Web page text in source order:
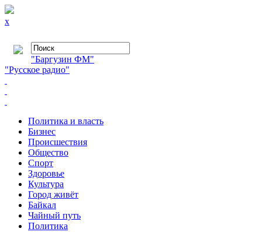
x
"Баргузин ФМ"
"Русское радио"
Политика и власть
Бизнес
Происшествия
Общество
Cпорт
Здоровье
Культура
Город живёт
Байкал
Чайный путь
Политика